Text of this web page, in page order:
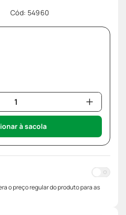
Cód: 54960
à sacola
o preço regular do produto para as